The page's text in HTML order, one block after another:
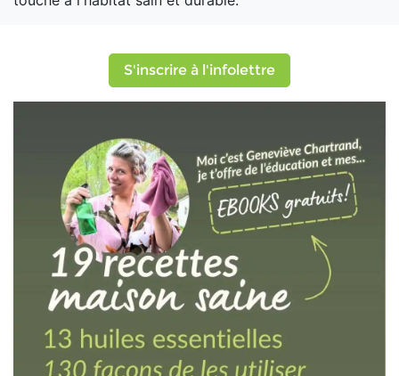
S'inscrire à l'infolettre